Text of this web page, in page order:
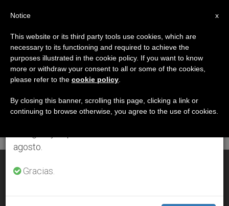
DÍA
Abril 25th, 2007
ÚLTIMAS NOTICIAS
APR 25, 2007 00:00
×
Aviso importante
Del 27 de julio al 7 de agosto haremos la pausa
anual, aprovechando que en el periodo de verano
se generan menos informaciones y también el
agosto.
Gracias.
x
Notice
This website or its third party tools use cookies, which are
necessary to its functioning and required to achieve the
purposes illustrated in the cookie policy. If you want to know
more or withdraw your consent to all or some of the cookies,
please refer to the cookie policy
By closing this banner, scrolling this page, clicking a link or
continuing to browse otherwise, you agree to the use of cookies.